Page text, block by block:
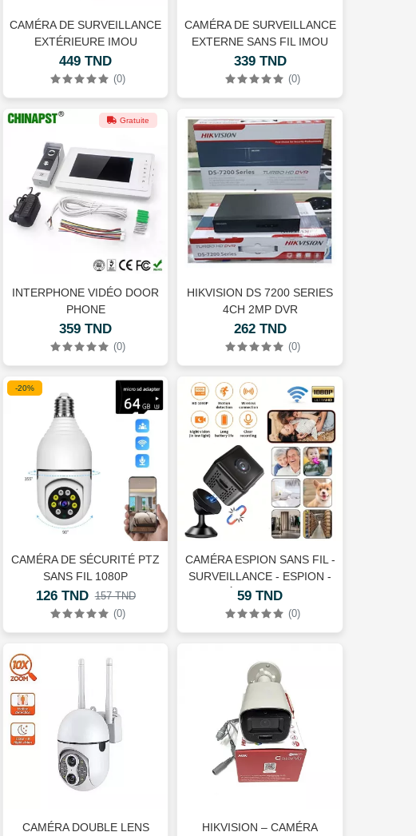
CAMÉRA DE SURVEILLANCE
EXTÉRIEURE IMOU
CRUISER DUAL 2 10MP
449 TND
(0)
CAMÉRA DE SURVEILLANCE
EXTERNE SANS FIL IMOU
CRUISER SC 5MP
339 TND
(0)
Gratuite
INTERPHONE VIDÉO DOOR
PHONE
359 TND
(0)
HIKVISION DS 7200 SERIES
4CH 2MP DVR
262 TND
(0)
-20%
CAMÉRA DE SÉCURITÉ PTZ
SANS FIL 1080P
ENREGISTREMENT 24H/24
+ MICROSD CARD 64GO
126 TND 157 TND
(0)
CAMÉRA ESPION SANS FIL -
SURVEILLANCE - ESPION -
DÉTECTION DE
MOUVEMENT - IMAGE
59 TND
(0)
CAMÉRA DOUBLE LENS
HIKVISION – CAMÉRA